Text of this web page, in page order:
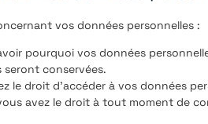
vos données personnelles :
pourquoi vos données
seront conservées.
le droit d’accéder à vos données
avez le droit à tout moment de